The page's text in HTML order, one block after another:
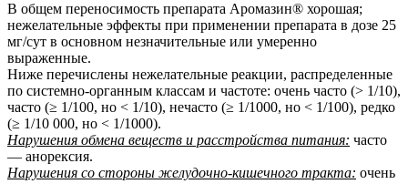
В общем переносимость препарата Аромазин® хорошая;
нежелательные эффекты при применении препарата в дозе 25
мг/сут в основном незначительные или умеренно
выраженные.
Ниже перечислены нежелательные реакции, распределенные
по системно-органным классам и частоте: очень часто (> 1/10),
часто (≥ 1/100, но < 1/10), нечасто (≥ 1/1000, но < 1/100), редко
(≥ 1/10 000, но < 1/1000).
Нарушения обмена веществ и расстройства питания: часто
— анорексия.
Нарушения со стороны желудочно-кишечного тракта: очень